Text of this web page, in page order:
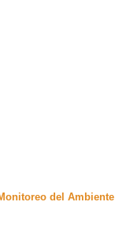
del Ambiente